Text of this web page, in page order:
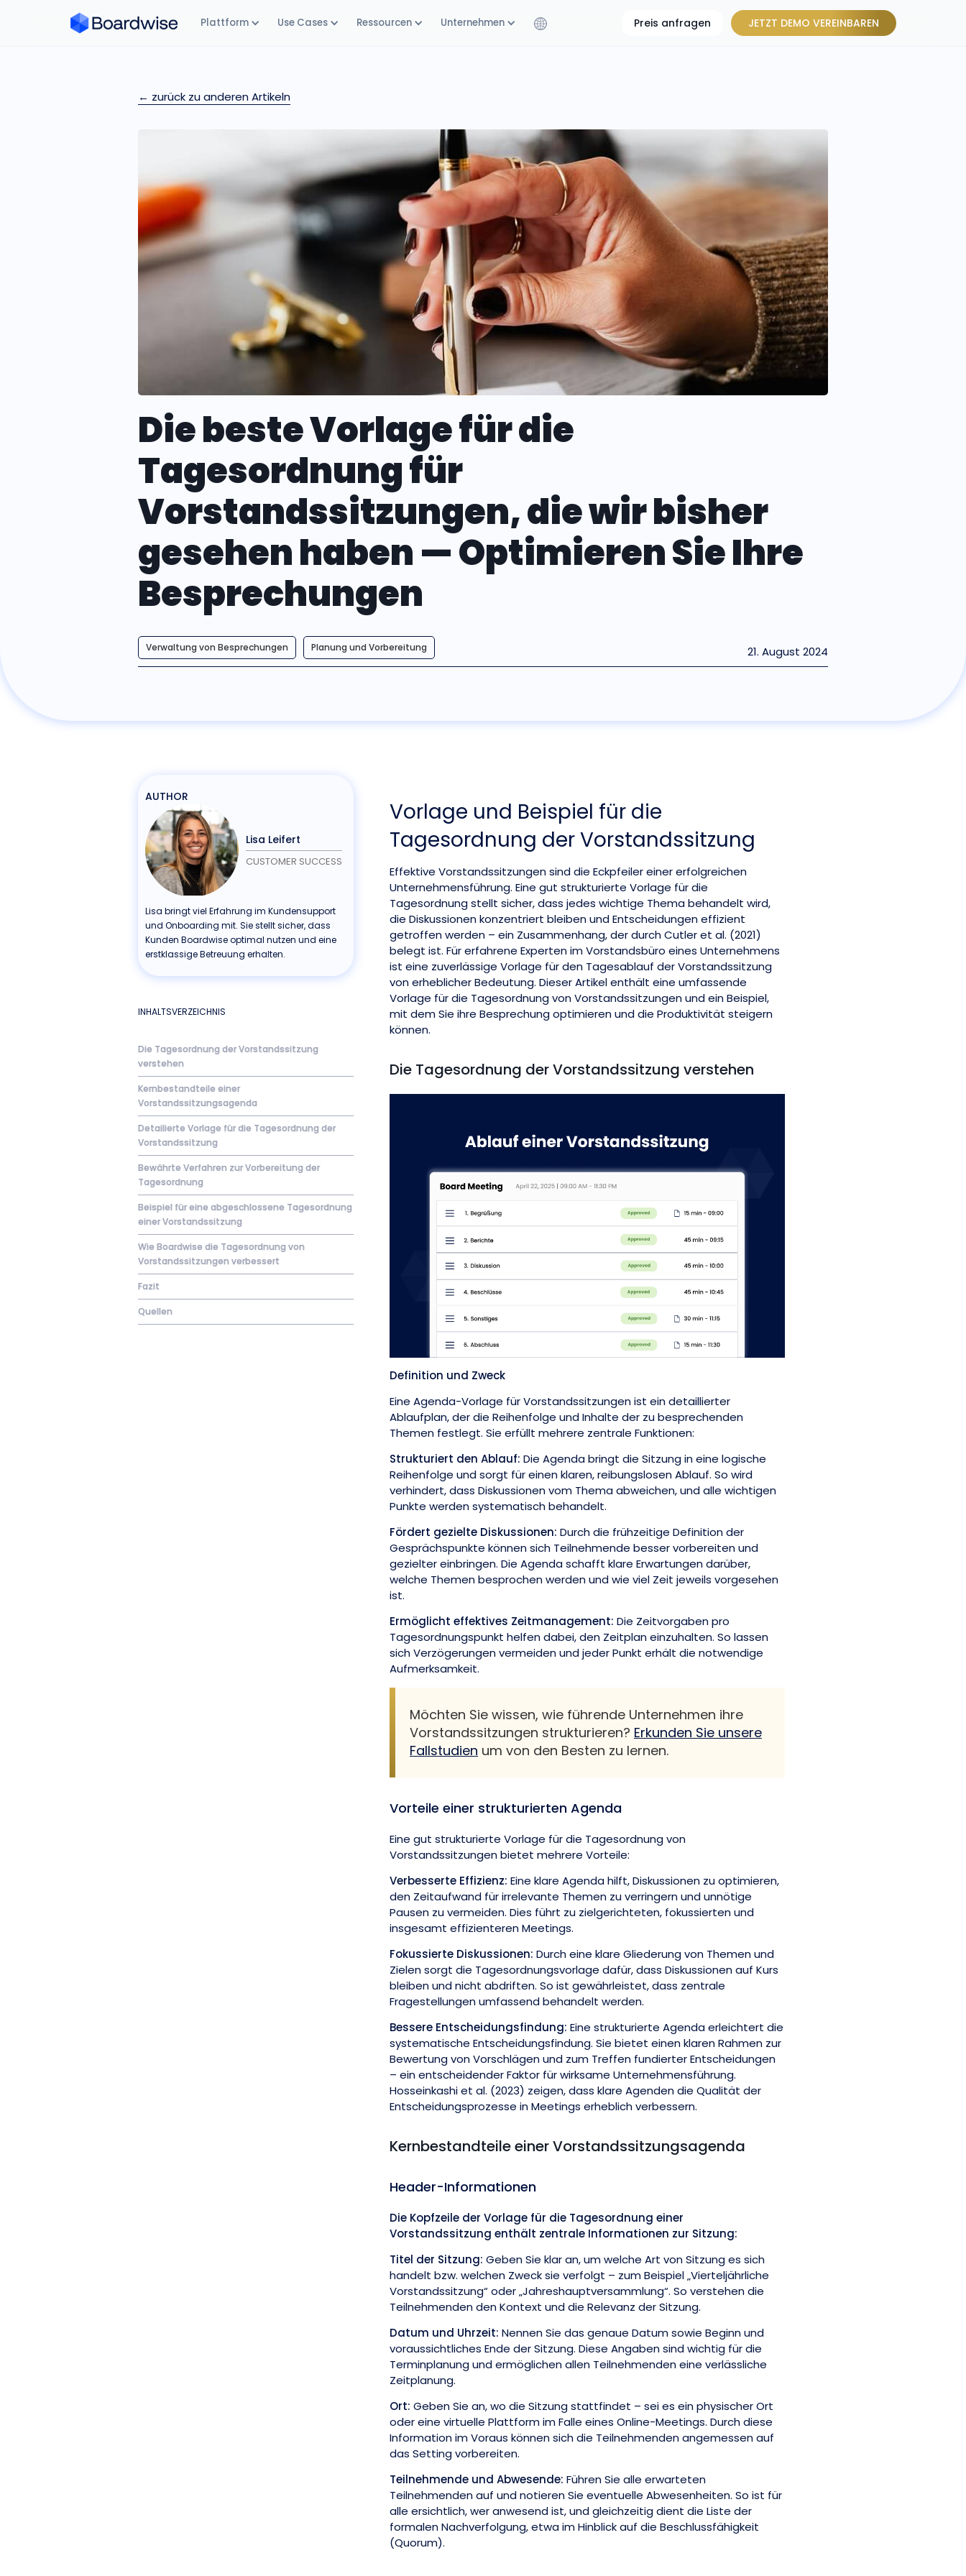
Plattform Use Cases Ressourcen Unternehmen Preis anfragen JETZT DEMO VEREINBAREN
← zurück zu anderen Artikeln
Die beste Vorlage für die
Tagesordnung für
Vorstandssitzungen, die wir bisher
gesehen haben — Optimieren Sie Ihre
Besprechungen
Verwaltung von Besprechungen Planung und Vorbereitung 21. August 2024
AUTHOR
Lisa Leifert
CUSTOMER SUCCESS
Lisa bringt viel Erfahrung im Kundensupport
und Onboarding mit. Sie stellt sicher, dass
Kunden Boardwise optimal nutzen und eine
erstklassige Betreuung erhalten.
INHALTSVERZEICHNIS
Die Tagesordnung der Vorstandssitzung
verstehen
Kernbestandteile einer
Vorstandssitzungsagenda
Detailierte Vorlage für die Tagesordnung der
Vorstandssitzung
Bewährte Verfahren zur Vorbereitung der
Tagesordnung
Beispiel für eine abgeschlossene Tagesordnung
einer Vorstandssitzung
Wie Boardwise die Tagesordnung von
Vorstandssitzungen verbessert
Fazit
Quellen
Vorlage und Beispiel für die
Tagesordnung der Vorstandssitzung
Effektive Vorstandssitzungen sind die Eckpfeiler einer erfolgreichen
Unternehmensführung. Eine gut strukturierte Vorlage für die
Tagesordnung stellt sicher, dass jedes wichtige Thema behandelt wird,
die Diskussionen konzentriert bleiben und Entscheidungen effizient
getroffen werden – ein Zusammenhang, der durch Cutler et al. (2021)
belegt ist. Für erfahrene Experten im Vorstandsbüro eines Unternehmens
ist eine zuverlässige Vorlage für den Tagesablauf der Vorstandssitzung
von erheblicher Bedeutung. Dieser Artikel enthält eine umfassende
Vorlage für die Tagesordnung von Vorstandssitzungen und ein Beispiel,
mit dem Sie ihre Besprechung optimieren und die Produktivität steigern
können.
Die Tagesordnung der Vorstandssitzung verstehen
Definition und Zweck
Eine Agenda-Vorlage für Vorstandssitzungen ist ein detaillierter
Ablaufplan, der die Reihenfolge und Inhalte der zu besprechenden
Themen festlegt. Sie erfüllt mehrere zentrale Funktionen:
Strukturiert den Ablauf: Die Agenda bringt die Sitzung in eine logische
Reihenfolge und sorgt für einen klaren, reibungslosen Ablauf. So wird
verhindert, dass Diskussionen vom Thema abweichen, und alle wichtigen
Punkte werden systematisch behandelt.
Fördert gezielte Diskussionen: Durch die frühzeitige Definition der
Gesprächspunkte können sich Teilnehmende besser vorbereiten und
gezielter einbringen. Die Agenda schafft klare Erwartungen darüber,
welche Themen besprochen werden und wie viel Zeit jeweils vorgesehen
ist.
Ermöglicht effektives Zeitmanagement: Die Zeitvorgaben pro
Tagesordnungspunkt helfen dabei, den Zeitplan einzuhalten. So lassen
sich Verzögerungen vermeiden und jeder Punkt erhält die notwendige
Aufmerksamkeit.
Möchten Sie wissen, wie führende Unternehmen ihre
Vorstandssitzungen strukturieren? Erkunden Sie unsere
Fallstudien um von den Besten zu lernen.
Vorteile einer strukturierten Agenda
Eine gut strukturierte Vorlage für die Tagesordnung von
Vorstandssitzungen bietet mehrere Vorteile:
Verbesserte Effizienz: Eine klare Agenda hilft, Diskussionen zu optimieren,
den Zeitaufwand für irrelevante Themen zu verringern und unnötige
Pausen zu vermeiden. Dies führt zu zielgerichteten, fokussierten und
insgesamt effizienteren Meetings.
Fokussierte Diskussionen: Durch eine klare Gliederung von Themen und
Zielen sorgt die Tagesordnungsvorlage dafür, dass Diskussionen auf Kurs
bleiben und nicht abdriften. So ist gewährleistet, dass zentrale
Fragestellungen umfassend behandelt werden.
Bessere Entscheidungsfindung: Eine strukturierte Agenda erleichtert die
systematische Entscheidungsfindung. Sie bietet einen klaren Rahmen zur
Bewertung von Vorschlägen und zum Treffen fundierter Entscheidungen
– ein entscheidender Faktor für wirksame Unternehmensführung.
Hosseinkashi et al. (2023) zeigen, dass klare Agenden die Qualität der
Entscheidungsprozesse in Meetings erheblich verbessern.
Kernbestandteile einer Vorstandssitzungsagenda
Header-Informationen
Die Kopfzeile der Vorlage für die Tagesordnung einer
Vorstandssitzung enthält zentrale Informationen zur Sitzung:
Titel der Sitzung: Geben Sie klar an, um welche Art von Sitzung es sich
handelt bzw. welchen Zweck sie verfolgt – zum Beispiel „Vierteljährliche
Vorstandssitzung“ oder „Jahreshauptversammlung“. So verstehen die
Teilnehmenden den Kontext und die Relevanz der Sitzung.
Datum und Uhrzeit: Nennen Sie das genaue Datum sowie Beginn und
voraussichtliches Ende der Sitzung. Diese Angaben sind wichtig für die
Terminplanung und ermöglichen allen Teilnehmenden eine verlässliche
Zeitplanung.
Ort: Geben Sie an, wo die Sitzung stattfindet – sei es ein physischer Ort
oder eine virtuelle Plattform im Falle eines Online-Meetings. Durch diese
Information im Voraus können sich die Teilnehmenden angemessen auf
das Setting vorbereiten.
Teilnehmende und Abwesende: Führen Sie alle erwarteten
Teilnehmenden auf und notieren Sie eventuelle Abwesenheiten. So ist für
alle ersichtlich, wer anwesend ist, und gleichzeitig dient die Liste der
formalen Nachverfolgung, etwa im Hinblick auf die Beschlussfähigkeit
(Quorum).